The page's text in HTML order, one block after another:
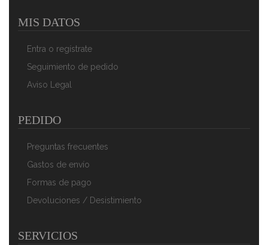
Gruesa Y Extra Suave 100% Microfibra, Lavable A
Máquina, Reversible Para Cama 90/105cm, Perla
MIS DATOS
Entra o regístrate
Seguimiento de pedido
Aviso Legal
PEDIDO
Preguntas frecuentes
Gastos de envío
Formas de pago
Devoluciones / Desistimiento
SERVICIOS